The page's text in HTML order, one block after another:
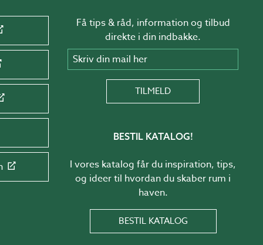
Få tips & råd, information og tilbud
direkte i din indbakke.
Skriv din mail her
TILMELD
BESTIL KATALOG!
I vores katalog får du inspiration, tips,
og ideer til hvordan du skaber rum i
haven.
BESTIL KATALOG